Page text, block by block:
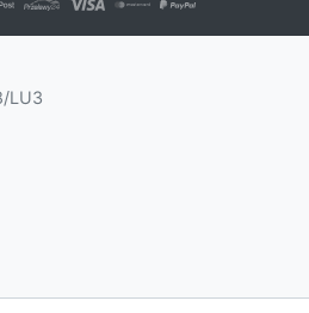
LU3